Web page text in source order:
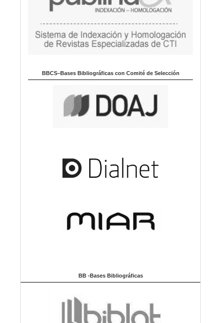
BBCS–Bases Bibliográficas con Comité de Selección
BB -Bases Bibliográficas